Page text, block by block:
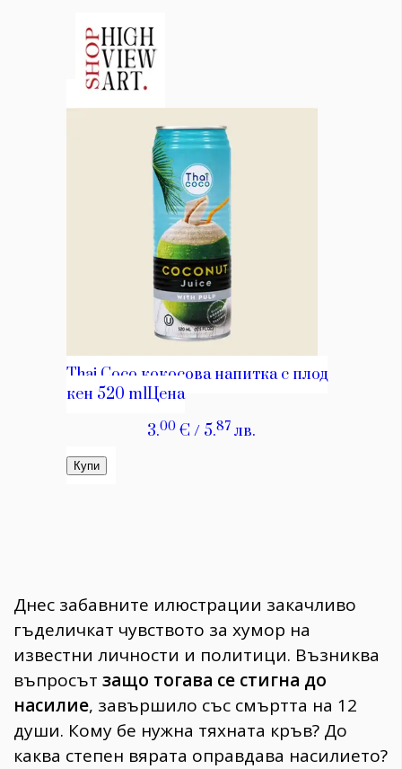
Днес забавните илюстрации закачливо
гъделичкат чувството за хумор на
известни личности и политици. Възниква
въпросът защо тогава се стигна до
насилие, завършило със смъртта на 12
души. Кому бе нужна тяхната кръв? До
каква степен вярата оправдава насилието?